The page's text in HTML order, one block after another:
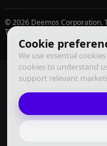
Cookie
We use essential
cookies to understand
support relevant
© 2026 Deemos Corporation.
Termos de Uso